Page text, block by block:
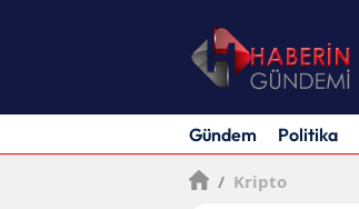
Gündem Politika
/ Kripto